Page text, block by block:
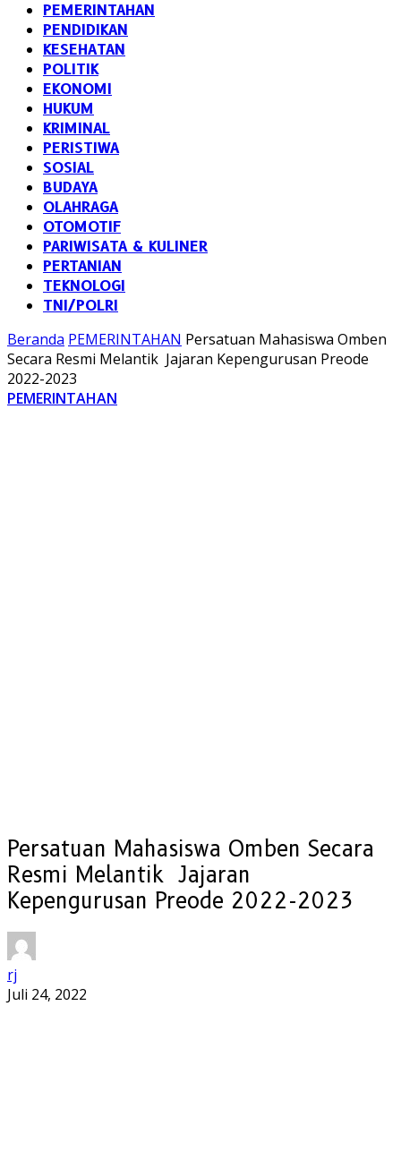
PEMERINTAHAN
PENDIDIKAN
KESEHATAN
POLITIK
EKONOMI
HUKUM
KRIMINAL
PERISTIWA
SOSIAL
BUDAYA
OLAHRAGA
OTOMOTIF
PARIWISATA & KULINER
PERTANIAN
TEKNOLOGI
TNI/POLRI
Beranda PEMERINTAHAN Persatuan Mahasiswa Omben
Secara Resmi Melantik Jajaran Kepengurusan Preode
2022-2023
PEMERINTAHAN
Persatuan Mahasiswa Omben Secara
Resmi Melantik Jajaran
Kepengurusan Preode 2022-2023
rj
Juli 24, 2022